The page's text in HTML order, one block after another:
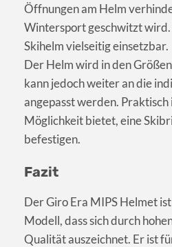
Öffnungen am Helm
Wintersport geschwitzt
Skihelm vielseitig einsetzbar.
Der Helm wird in den
kann jedoch weiter an die
angepasst werden.
Möglichkeit bietet, eine
befestigen.
Fazit
Der Giro Era MIPS Helmet
Modell, dass sich durch
Qualität auszeichnet. Er ist